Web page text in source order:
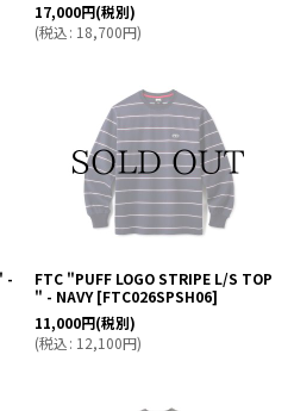
17,000円(税別)
(税込: 18,700円)
-
FTC "PUFF LOGO STRIPE L/S TOP
" - NAVY [FTC026SPSH06]
11,000円(税別)
(税込: 12,100円)